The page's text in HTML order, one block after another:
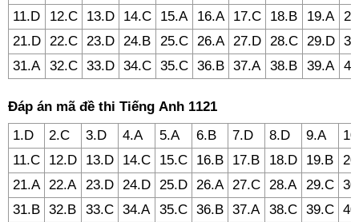
11.D
12.C 13.D 14.C 15.A 16.A 17.C 18.B 19.A
21.D 22.C 23.D 24.B 25.C 26.A 27.D 28.C 29.D
31.A
32.C 33.D 34.C 35.C 36.B 37.A 38.B 39.A
Đáp án mã đề thi Tiếng Anh 1121
1.D
2.C 3.D 4.A 5.A 6.B 7.D 8.D 9.A
11.C
12.D 13.D 14.C 15.C 16.B 17.B 18.D 19.B
21.A 22.A 23.D 24.D 25.D 26.A 27.C 28.A 29.C
31.B 32.B 33.C 34.A 35.C 36.B 37.A 38.C 39.C